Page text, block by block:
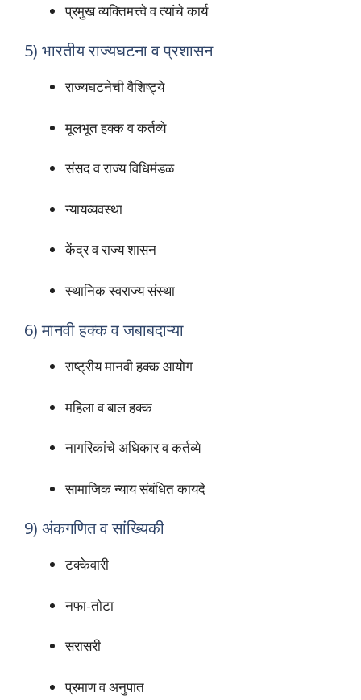
प्रमुख व्यक्तिमत्त्वे व त्यांचे कार्य
5) भारतीय राज्यघटना व प्रशासन
राज्यघटनेची वैशिष्ट्ये
मूलभूत हक्क व कर्तव्ये
संसद व राज्य विधिमंडळ
न्यायव्यवस्था
केंद्र व राज्य शासन
स्थानिक स्वराज्य संस्था
6) मानवी हक्क व जबाबदाऱ्या
राष्ट्रीय मानवी हक्क आयोग
महिला व बाल हक्क
नागरिकांचे अधिकार व कर्तव्ये
सामाजिक न्याय संबंधित कायदे
9) अंकगणित व सांख्यिकी
टक्केवारी
नफा-तोटा
सरासरी
प्रमाण व अनुपात